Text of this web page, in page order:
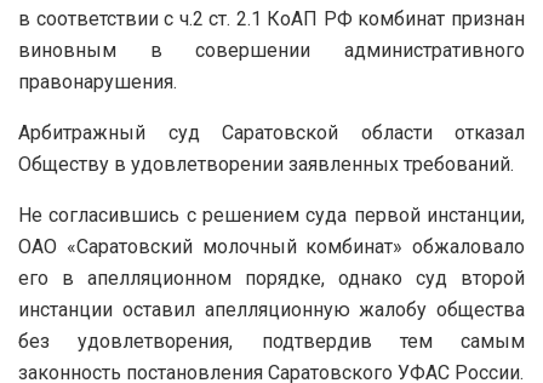
в соответствии с ч.2 ст. 2.1 КоАП РФ комбинат признан
виновным в совершении административного
правонарушения.
Арбитражный суд Саратовской области отказал
Обществу в удовлетворении заявленных требований.
Не согласившись с решением суда первой инстанции,
ОАО «Саратовский молочный комбинат» обжаловало
его в апелляционном порядке, однако суд второй
инстанции оставил апелляционную жалобу общества
без удовлетворения, подтвердив тем самым
законность постановления Саратовского УФАС России.